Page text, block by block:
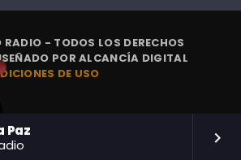
Paz
keyboard_arrow_right
- TODOS LOS DERECHOS
PORALCANCÍA DIGITAL
DE USO